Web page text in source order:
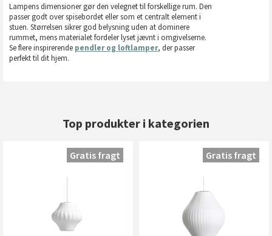
Lampens dimensioner gør den velegnet til forskellige rum. Den
passer godt over spisebordet eller som et centralt element i
stuen. Størrelsen sikrer god belysning uden at dominere
rummet, mens materialet fordeler lyset jævnt i omgivelserne.
Se flere inspirerende pendler og loftlamper, der passer
perfekt til dit hjem.
Top produkter i kategorien
Gratis fragt Gratis fragt